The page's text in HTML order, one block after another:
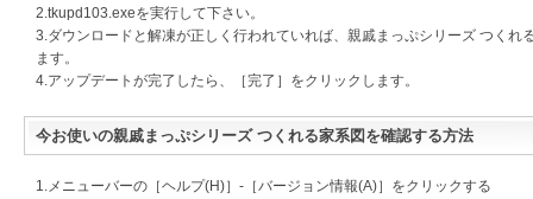
2.tkupd103.exeを実行して下さい。
3.ダウンロードと解凍が正しく行われていれば、親戚まっぷシリーズ つくれ
ます。
4.アップデートが完了したら、［完了］をクリックします。
今お使いの親戚まっぷシリーズ つくれる家系図を確認する方法
1.メニューバーの［ヘルプ(H)］-［バージョン情報(A)］をクリックする